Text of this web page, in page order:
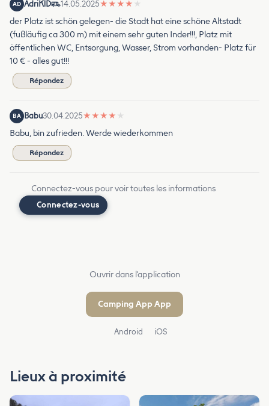
AD AdriKlD 14.05.2025★ ★ ★ ★ ★
der Platz ist schön gelegen- die Stadt hat eine schöne Altstadt
(fußläufig ca 300 m) mit einem sehr guten Inder!!!, Platz mit
öffentlichen WC, Entsorgung, Wasser, Strom vorhanden- Platz für
10 € - alles gut!!!
Répondez
BA Babu30.04.2025★ ★ ★ ★ ★
Babu, bin zufrieden. Werde wiederkommen
Répondez
Connectez-vous pour voir toutes les informations
Connectez-vous
Ouvrir dans l'application
Camping App App
Android iOS
Lieux à proximité